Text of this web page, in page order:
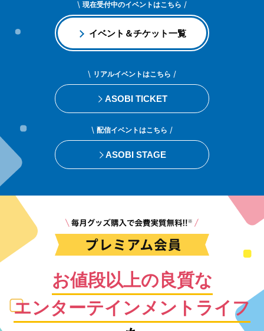
現在受付中のイベントはこちら
イベント＆チケット一覧
リアルイベントはこちら
ASOBI TICKET
配信イベントはこちら
ASOBI STAGE
お値段以上の良質な
エンターテインメントライフ